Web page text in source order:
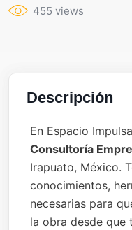
455 views
Descripción
En Espacio
Consultoría
Irapuato, México.
conocimientos,
necesarias para
la obra desde que